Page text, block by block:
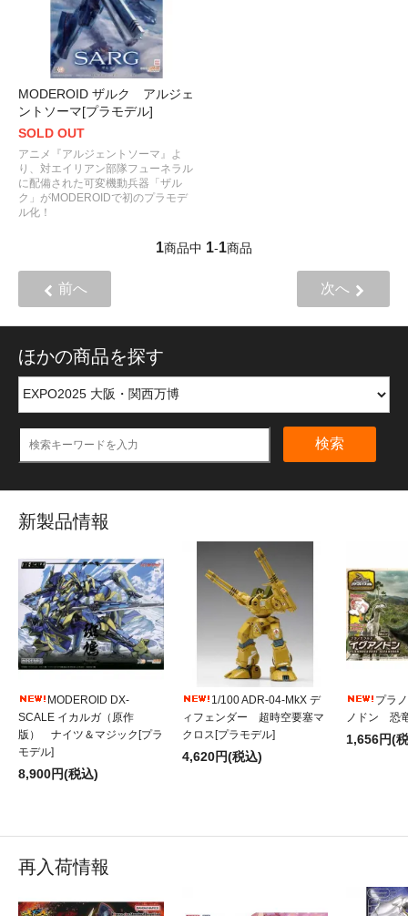
MODEROID ザルク アルジェ
ントソーマ[プラモデル]
SOLD OUT
アニメ『アルジェントソーマ』よ
り、対エイリアン部隊フューネラル
に配備された可変機動兵器「ザル
ク」がMODEROIDで初のプラモデ
ル化！
1商品中 1-1商品
前へ 次へ
ほかの商品を探す
検索
新製品情報
MODEROID DX-
SCALE イカルガ（原作
版） ナイツ＆マジック[プラ
モデル]
8,900円(税込)
1/100 ADR-04-MkX デ
ィフェンダー 超時空要塞マ
クロス[プラモデル]
4,620円(税込)
プラ
ノドン 恐
1,656円(
再入荷情報